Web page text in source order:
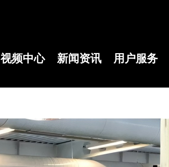
视频中心 新闻资讯 用户服务